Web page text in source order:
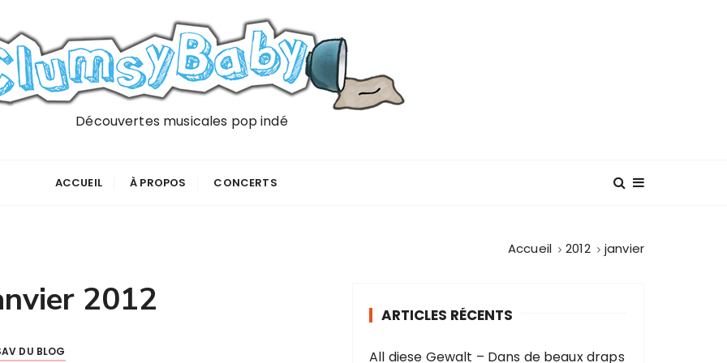
Découvertes musicales pop indé
ACCUEIL À PROPOS CONCERTS
Accueil 2012 janvier
2012
DU BLOG
ARTICLES RÉCENTS
All diese Gewalt – Dans de beaux draps